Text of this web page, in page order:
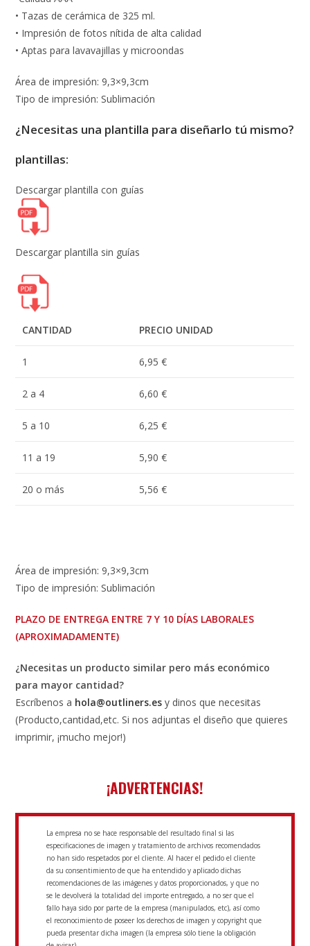
• Tazas de cerámica de 325 ml.
• Impresión de fotos nítida de alta calidad
• Aptas para lavavajillas y microondas
Área de impresión: 9,3×9,3cm
Tipo de impresión: Sublimación
¿Necesitas una plantilla para diseñarlo tú mismo?
plantillas:
Descargar plantilla con guías
Descargar plantilla sin guías
CANTIDAD PRECIO UNIDAD
1 6,95 €
2 a 4 6,60 €
5 a 10 6,25 €
11 a 19 5,90 €
20 o más 5,56 €
Área de impresión: 9,3×9,3cm
Tipo de impresión: Sublimación
PLAZO DE ENTREGA ENTRE 7 Y 10 DÍAS LABORALES
(APROXIMADAMENTE)
¿Necesitas un producto similar pero más económico
para mayor cantidad?
Escríbenos a hola@outliners.es y dinos que necesitas
(Producto,cantidad,etc. Si nos adjuntas el diseño que quieres
imprimir, ¡mucho mejor!)
¡ADVERTENCIAS!
La empresa no se hace responsable del resultado final si las
especificaciones de imagen y tratamiento de archivos recomendados
no han sido respetados por el cliente. Al hacer el pedido el cliente
da su consentimiento de que ha entendido y aplicado dichas
recomendaciones de las imágenes y datos proporcionados, y que no
se le devolverá la totalidad del importe entregado, a no ser que el
fallo haya sido por parte de la empresa (manipulados, etc), así como
el reconocimiento de poseer los derechos de imagen y copyright que
pueda presentar dicha imagen (la empresa sólo tiene la obligación